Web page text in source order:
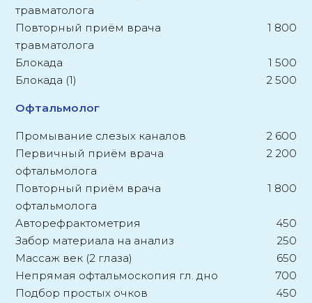
травматолога
Повторный приём врача
травматолога
1 800
Блокада
1 500
Блокада (1)
2 500
Офтальмолог
Промывание слезых каналов
2 600
Первичный приём врача
офтальмолога
2 200
Повторный приём врача
офтальмолога
1 800
Авторефрактометрия
450
Забор материала на анализ
250
Массаж век (2 глаза)
650
Непрямая офтальмоскопия гл. дно
700
Подбор простых очков
450